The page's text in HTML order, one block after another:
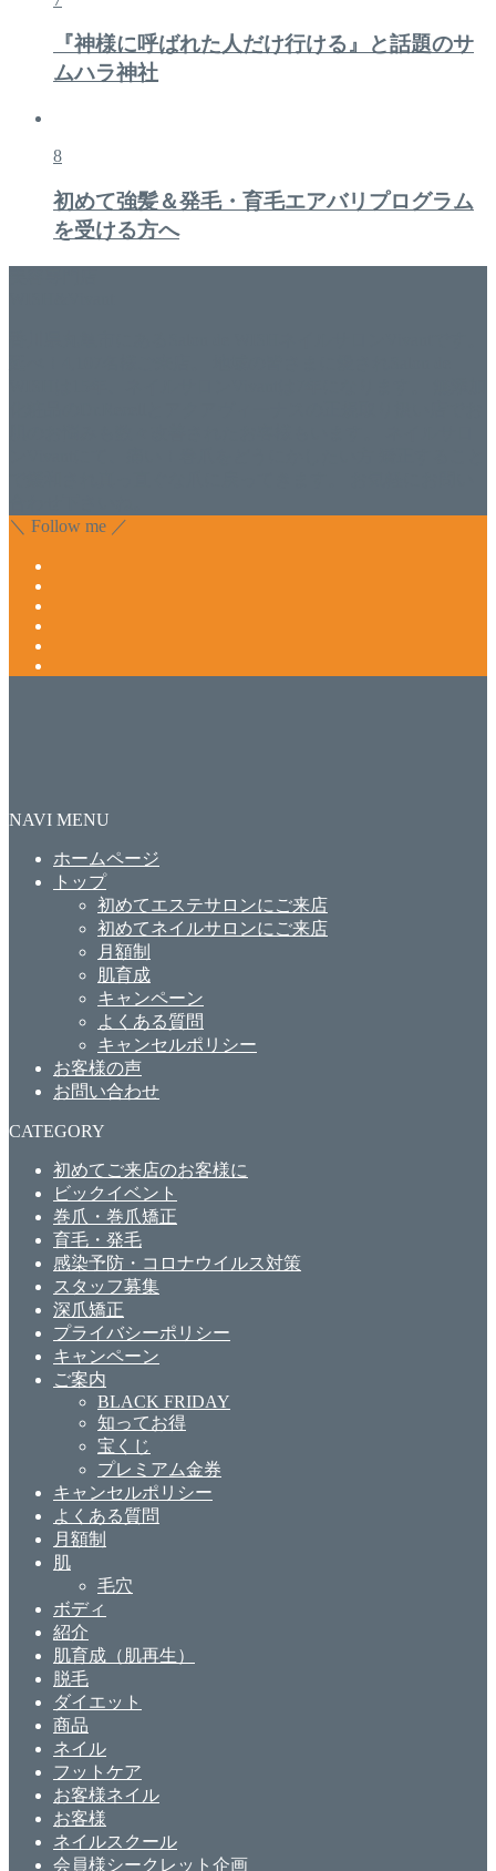
『神様に呼ばれた人だけ行ける』と話題のサ
ムハラ神社
8
初めて強髪＆発毛・育毛エアバリプログラム
を受ける方へ
＼ Follow me ／
NAVI MENU
ホームページ
トップ
初めてエステサロンにご来店
初めてネイルサロンにご来店
月額制
肌育成
キャンペーン
よくある質問
キャンセルポリシー
お客様の声
お問い合わせ
CATEGORY
初めてご来店のお客様に
ビックイベント
巻爪・巻爪矯正
育毛・発毛
感染予防・コロナウイルス対策
スタッフ募集
深爪矯正
プライバシーポリシー
キャンペーン
ご案内
BLACK FRIDAY
知ってお得
宝くじ
プレミアム金券
キャンセルポリシー
よくある質問
月額制
肌
毛穴
ボディ
紹介
肌育成（肌再生）
脱毛
ダイエット
商品
ネイル
フットケア
お客様ネイル
お客様
ネイルスクール
会員様シークレット企画